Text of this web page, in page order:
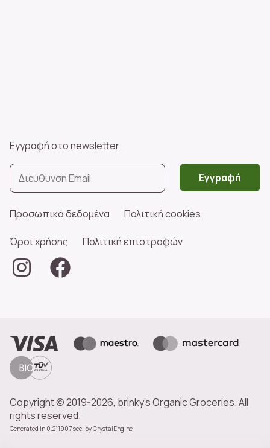
Εγγραφή στο newsletter
Εγγραφή
Προσωπικά δεδομένα Πολιτική cookies
Όροι χρήσης Πολιτική επιστροφών
Copyright © 2019-2026, brinky's Organic Groceries. All
rights reserved.
Generated in 0.211907 sec. byCrystalEngine